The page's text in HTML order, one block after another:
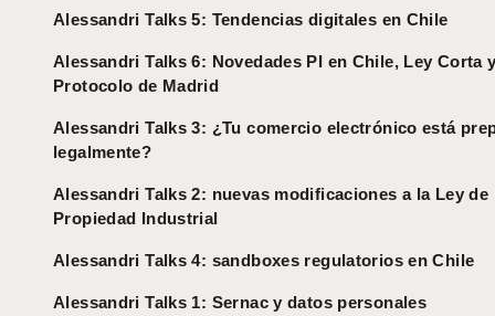
Alessandri Talks 5: Tendencias digitales en Chile
Alessandri Talks 6: Novedades PI en Chile, Ley Corta
Protocolo de Madrid
Alessandri Talks 3: ¿Tu comercio electrónico está
legalmente?
Alessandri Talks 2: nuevas modificaciones a la Ley de
Propiedad Industrial
Alessandri Talks 4: sandboxes regulatorios en Chile
Alessandri Talks 1: Sernac y datos personales